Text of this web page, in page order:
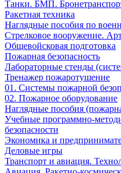
Танки. БМП.
Ракетная техника
Наглядные пособия по
Стрелковое вооружение.
Общевойсковая подготовка
Пожарная безопасность
Лабораторные стенды
Тренажер пожаротушение
01. Системы пожарной
02. Пожарное оборудование
Наглядные пособия
Учебные программно-
безопасности
Экономика и
Деловые игры
Транспорт и авиация.